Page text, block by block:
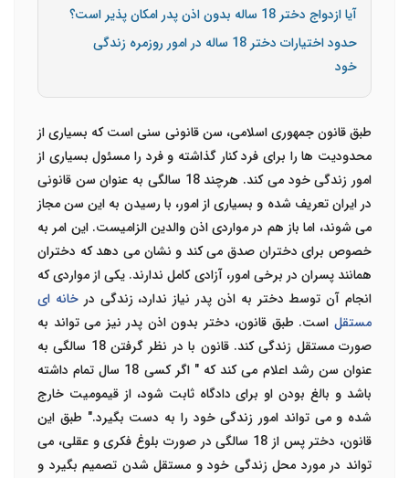
آیا ازدواج دختر 18 ساله بدون اذن پدر امکان پذیر است؟
حدود اختیارات دختر 18 ساله در امور روزمره زندگی
خود
طبق قانون جمهوری اسلامی، سن قانونی سنی است که بسیاری از
محدودیت ها را برای فرد کنار گذاشته و فرد را مسئول بسیاری از
امور زندگی خود می کند. هرچند 18 سالگی به عنوان سن قانونی
در ایران تعریف شده و بسیاری از امور، با رسیدن به این سن مجاز
می شوند، اما باز هم در مواردی اذن والدین الزامیست. این امر به
خصوص برای دختران صدق می کند و نشان می دهد که دختران
همانند پسران در برخی امور، آزادی کامل ندارند. یکی از مواردی که
انجام آن توسط دختر به اذن پدر نیاز ندارد، زندگی درخانه ای
مستقل است. طبق قانون، دختر بدون اذن پدر نیز می تواند به
صورت مستقل زندگی کند. قانون با در نظر گرفتن 18 سالگی به
عنوان سن رشد اعلام می کند که " اگر کسی 18 سال تمام داشته
باشد و بالغ بودن او برای دادگاه ثابت شود، از قیمومیت خارج
شده و می تواند امور زندگی خود را به دست بگیرد." طبق این
قانون، دختر پس از 18 سالگی در صورت بلوغ فکری و عقلی، می
تواند در مورد محل زندگی خود و مستقل شدن تصمیم بگیرد و